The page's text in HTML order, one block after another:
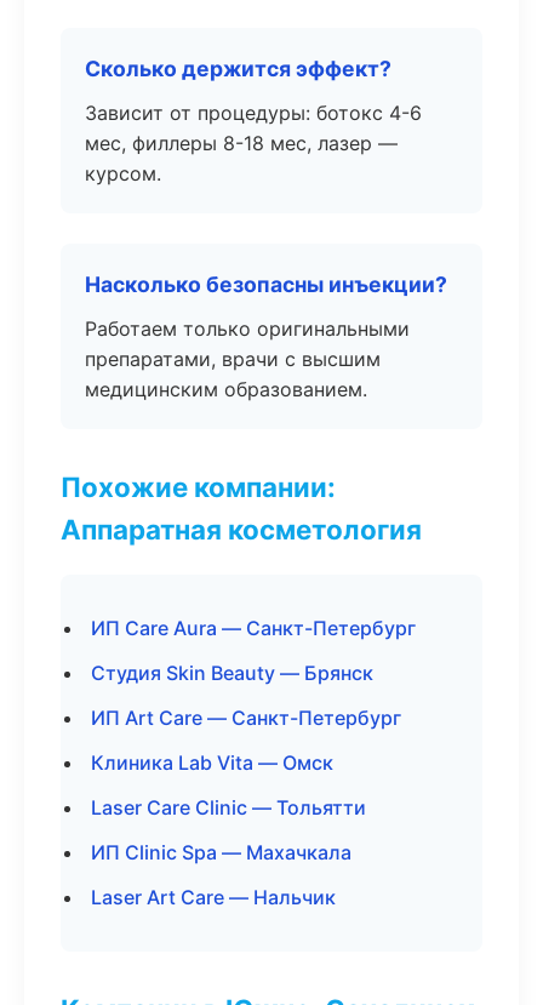
Сколько держится эффект?
Зависит от процедуры: ботокс 4-6
мес, филлеры 8-18 мес, лазер —
курсом.
Насколько безопасны инъекции?
Работаем только оригинальными
препаратами, врачи с высшим
медицинским образованием.
Похожие компании:
Аппаратная косметология
ИП Care Aura — Санкт-Петербург
Студия Skin Beauty — Брянск
ИП Art Care — Санкт-Петербург
Клиника Lab Vita — Омск
Laser Care Clinic — Тольятти
ИП Clinic Spa — Махачкала
Laser Art Care — Нальчик